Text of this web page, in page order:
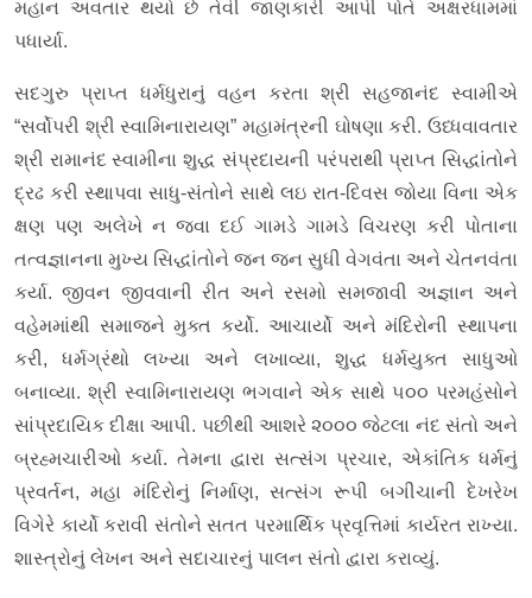
મહાન અવતાર થયો છે તેવી જાણકારી આપી પોતે અક્ષરધામમાં
પધાર્યા.
સદગુરુ પ્રાપ્ત ધર્મધુરાનું વહન કરતા શ્રી સહજાનંદ સ્વામીએ
“સર્વોપરી શ્રી સ્વામિનારાયણ” મહામંત્રની ઘોષણા કરી. ઉધ્ધવાવતાર
શ્રી રામાનંદ સ્વામીના શુદ્ધ સંપ્રદાયની પરંપરાથી પ્રાપ્ત સિદ્ધાંતોને
દ્રઢ કરી સ્થાપવા સાધુ-સંતોને સાથે લઇ રાત-દિવસ જોયા વિના એક
ક્ષણ પણ અલેખે ન જવા દઈ ગામડે ગામડે વિચરણ કરી પોતાના
તત્વજ્ઞાનના મુખ્ય સિદ્ધાંતોને જન જન સુધી વેગવંતા અને ચેતનવંતા
કર્યા. જીવન જીવવાની રીત અને રસમો સમજાવી અજ્ઞાન અને
વહેમમાંથી સમાજને મુક્ત કર્યો. આચાર્યો અને મંદિરોની સ્થાપના
કરી, ધર્મગ્રંથો લખ્યા અને લખાવ્યા, શુદ્ધ ધર્મયુક્ત સાધુઓ
બનાવ્યા. શ્રી સ્વામિનારાયણ ભગવાને એક સાથે ૫૦૦ પરમહંસોને
સાંપ્રદાયિક દીક્ષા આપી. પછીથી આશરે ૨૦૦૦ જેટલા નંદ સંતો અને
બ્રહ્મચારીઓ કર્યા. તેમના દ્વારા સત્સંગ પ્રચાર, એકાંતિક ધર્મનું
પ્રવર્તન, મહા મંદિરોનું નિર્માણ, સત્સંગ રૂપી બગીચાની દેખરેખ
વિગેરે કાર્યો કરાવી સંતોને સતત પરમાર્થિક પ્રવૃત્તિમાં કાર્યરત રાખ્યા.
શાસ્ત્રોનું લેખન અને સદાચારનું પાલન સંતો દ્વારા કરાવ્યું.